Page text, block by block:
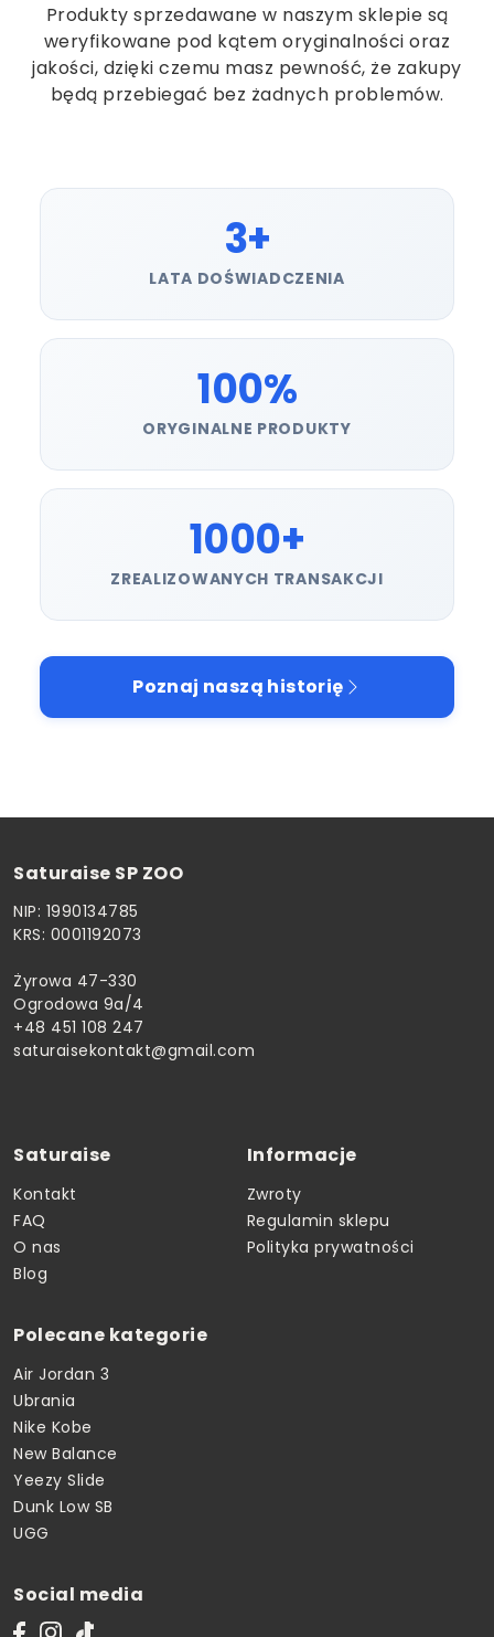
Produkty sprzedawane w naszym sklepie są
weryfikowane pod kątem oryginalności oraz
jakości, dzięki czemu masz pewność, że zakupy
będą przebiegać bez żadnych problemów.
3+
LATA DOŚWIADCZENIA
100%
ORYGINALNE PRODUKTY
1000+
ZREALIZOWANYCH TRANSAKCJI
Poznaj naszą historię
Saturaise SP ZOO
NIP: 1990134785
KRS: 0001192073
Żyrowa 47-330
Ogrodowa 9a/4
+48 451 108 247
saturaisekontakt@gmail.com
Saturaise
Kontakt
FAQ
O nas
Blog
Informacje
Zwroty
Regulamin sklepu
Polityka prywatności
Polecane kategorie
Air Jordan 3
Ubrania
Nike Kobe
New Balance
Yeezy Slide
Dunk Low SB
UGG
Social media